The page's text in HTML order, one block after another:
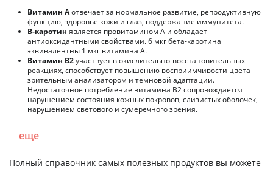
Витамин Аотвечает за нормальное развитие, репродуктивную
функцию, здоровье кожи и глаз, поддержание иммунитета.
В-каротин является провитамином А и обладает
антиоксидантными свойствами. 6 мкг бета-каротина
эквивалентны 1 мкг витамина А.
Витамин В2участвует в окислительно-восстановительных
реакциях, способствует повышению восприимчивости цвета
зрительным анализатором и темновой адаптации.
Недостаточное потребление витамина В2 сопровождается
нарушением состояния кожных покровов, слизистых оболочек,
нарушением светового и сумеречного зрения.
еще
Полный справочник самых полезных продуктов вы можете